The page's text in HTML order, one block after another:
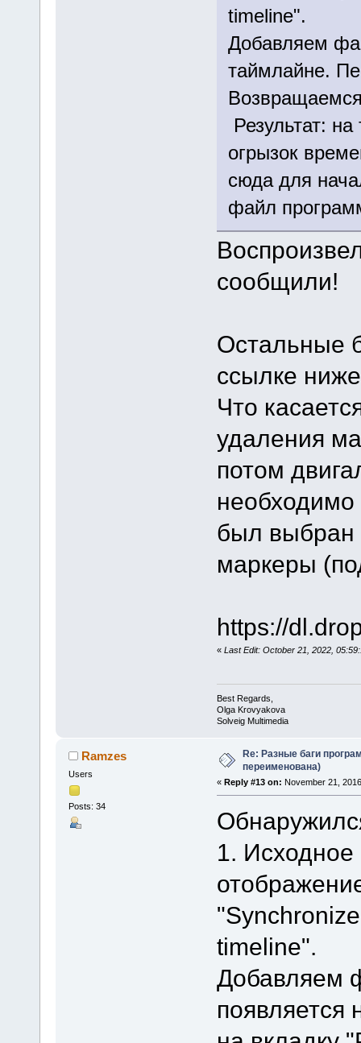
timeline".
Добавляем
таймлайне.
Результат:
огрызок
сюда для
файл
сообщили!
Остальные
ссылке
Что
удаления
потом
был выбран
маркеры
https://
« Last Edit: October 21, 2022,
Best Regards,
Olga Krovyakova
Solveig Multimedia
Ramzes
Users
Posts: 34
Re: Разные баги
переименована)
« Reply #13 on: November 21,
1.
timeline".
Добавляем